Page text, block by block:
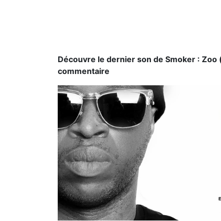
Découvre le dernier son de Smoker :
commentaire